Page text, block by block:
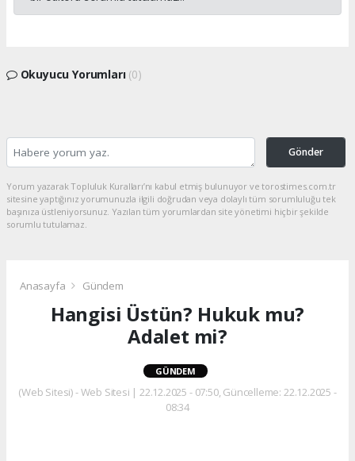
Okuyucu Yorumları (0)
Gönder
Yorum yazarak Topluluk Kuralları’nı kabul etmiş bulunuyor ve torostimes.com.tr
sitesine yaptığınız yorumunuzla ilgili doğrudan veya dolaylı tüm sorumluluğu tek
başınıza üstleniyorsunuz. Yazılan tüm yorumlardan site yönetimi hiçbir şekilde
sorumlu tutulamaz.
Anasayfa Gündem
Hangisi Üstün? Hukuk mu?
Adalet mi?
GÜNDEM
(Web Sitesi) - Web Sitesi | 22.12.2025 - 07:50, Güncelleme: 22.12.2025 -
08:34